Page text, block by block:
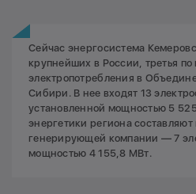
Сейчас энергосистема
крупнейших в России, третья по
электропотребления в
Сибири. В нее входят 13
установленной мощностью 5
энергетики региона
генерирующей компании — 7
мощностью 4 155,8 МВт.